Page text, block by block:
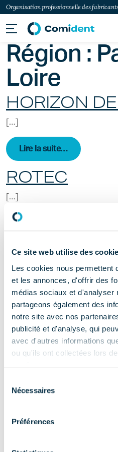
Ce site web utilise des
Les cookies nous permettent
et les annonces, d'offrir des
médias sociaux et d'analyser
partageons également des
notre site avec nos
publicité et d'analyse, qui
avec d'autres informations
ou qu'ils ont collectées lors
Nécessaires
Préférences
Organisation professionnelle des
Région :
Loire
HORIZON
[…]
Lire la suite…from
ROTEC
[…]
Lire la suite…
SELECTION
DENTAIRE
[…]
Lire la suite…from
PLANMECA
[…]
Lire la suite…